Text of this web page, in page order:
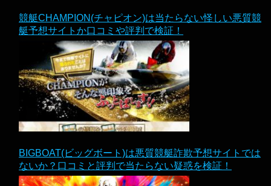
競艇CHAMPION(チャピオン)は当たらない怪しい悪質競
艇予想サイトか口コミや評判で検証！
BIGBOAT(ビッグボート)は悪質競艇詐欺予想サイトでは
ないか？口コミと評判で当たらない疑惑を検証！